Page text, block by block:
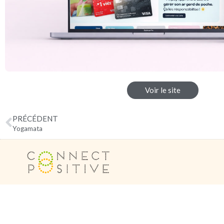
Voir le site
PRÉCÉDENT
Yogamata